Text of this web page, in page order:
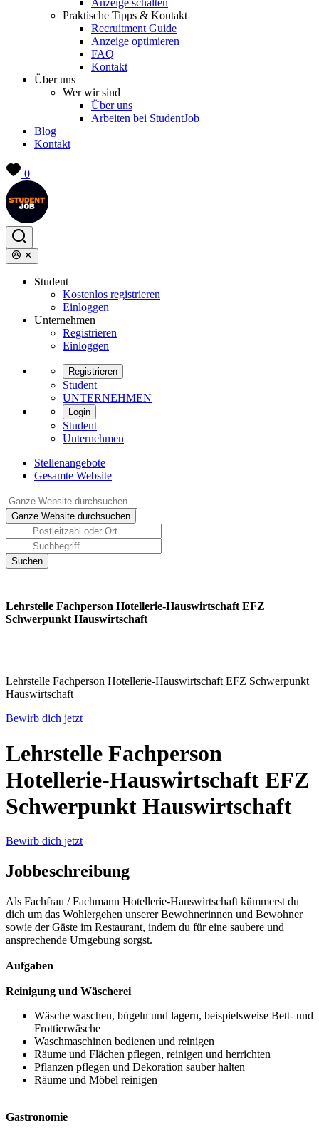
Anzeige schalten
Praktische Tipps & Kontakt
Recruitment Guide
Anzeige optimieren
FAQ
Kontakt
Über uns
Wer wir sind
Über uns
Arbeiten bei StudentJob
Blog
Kontakt
0
Student
Kostenlos registrieren
Einloggen
Unternehmen
Registrieren
Einloggen
Registrieren
Student
UNTERNEHMEN
Login
Student
Unternehmen
Stellenangebote
Gesamte Website
Lehrstelle Fachperson Hotellerie-Hauswirtschaft EFZ
Schwerpunkt Hauswirtschaft
Lehrstelle Fachperson Hotellerie-Hauswirtschaft EFZ Schwerpunkt
Hauswirtschaft
Bewirb dich jetzt
Lehrstelle Fachperson
Hotellerie-Hauswirtschaft EFZ
Schwerpunkt Hauswirtschaft
Bewirb dich jetzt
Jobbeschreibung
Als Fachfrau / Fachmann Hotellerie-Hauswirtschaft kümmerst du
dich um das Wohlergehen unserer Bewohnerinnen und Bewohner
sowie der Gäste im Restaurant, indem du für eine saubere und
ansprechende Umgebung sorgst.
Aufgaben
Reinigung und Wäscherei
Wäsche waschen, bügeln und lagern, beispielsweise Bett- und
Frottierwäsche
Waschmaschinen bedienen und reinigen
Räume und Flächen pflegen, reinigen und herrichten
Pflanzen pflegen und Dekoration sauber halten
Räume und Möbel reinigen
Gastronomie